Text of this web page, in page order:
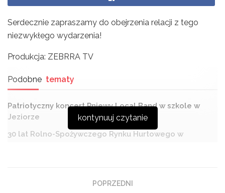
Serdecznie zapraszamy do obejrzenia relacji z tego
niezwykłego wydarzenia!
Produkcja: ZEBRRA TV
Podobne tematy
Patriotyczny koncert Pniewy Local Band w szkole w
Jeziorze
30 lat Rolno-Spożywczego Rynku Hurtowego w
kontynuuj czytanie
POPRZEDNI